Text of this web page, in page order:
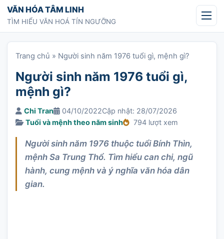
Chuyển tới nội dung
VĂN HÓA TÂM LINH
TÌM HIỂU VĂN HOÁ TÍN NGƯỠNG
Trang chủ » Người sinh năm 1976 tuổi gì, mệnh gì?
Người sinh năm 1976 tuổi gì,
mệnh gì?
Chi Tran 04/10/2022Cập nhật: 28/07/2026
Tuổi và mệnh theo năm sinh
794 lượt xem
Người sinh năm 1976 thuộc tuổi Bính Thìn,
mệnh Sa Trung Thổ. Tìm hiểu can chi, ngũ
hành, cung mệnh và ý nghĩa văn hóa dân
gian.